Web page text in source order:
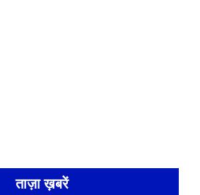
ताज़ा ख़बरें